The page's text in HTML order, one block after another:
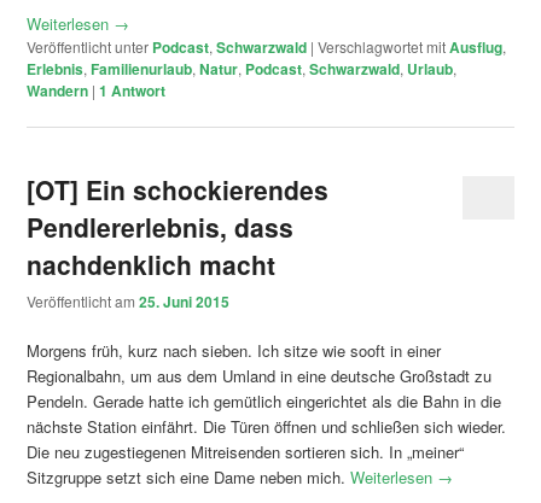
Weiterlesen →
Veröffentlicht unter Podcast,Schwarzwald |Verschlagwortet mitAusflug,
Erlebnis,Familienurlaub,Natur, Podcast,Schwarzwald, Urlaub,
Wandern |1 Antwort
[OT] Ein schockierendes
Pendlererlebnis, dass
nachdenklich macht
Veröffentlicht am25. Juni 2015
Morgens früh, kurz nach sieben. Ich sitze wie sooft in einer
Regionalbahn, um aus dem Umland in eine deutsche Großstadt zu
Pendeln. Gerade hatte ich gemütlich eingerichtet als die Bahn in die
nächste Station einfährt. Die Türen öffnen und schließen sich wieder.
Die neu zugestiegenen Mitreisenden sortieren sich. In „meiner“
Sitzgruppe setzt sich eine Dame neben mich.Weiterlesen →